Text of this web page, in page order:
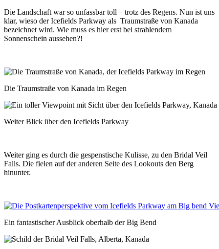
Die Landschaft war so unfassbar toll – trotz des Regens. Nun ist uns
klar, wieso der Icefields Parkway als Traumstraße von Kanada
bezeichnet wird. Wie muss es hier erst bei strahlendem
Sonnenschein aussehen?!
Die Traumstraße von Kanada im Regen
Weiter Blick über den Icefields Parkway
Weiter ging es durch die gespenstische Kulisse, zu den Bridal Veil
Falls. Die fielen auf der anderen Seite des Lookouts den Berg
hinunter.
Ein fantastischer Ausblick oberhalb der Big Bend